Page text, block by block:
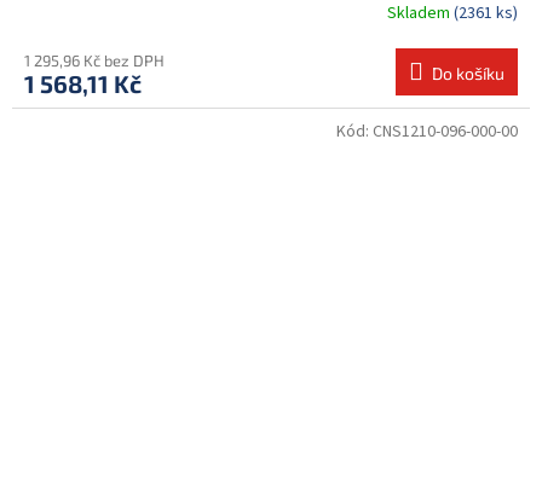
Skladem (2361 ks)
1 295,96 Kč bez DPH
1 568,11 Kč Do košíku
Kód: CNS1210-096-000-00